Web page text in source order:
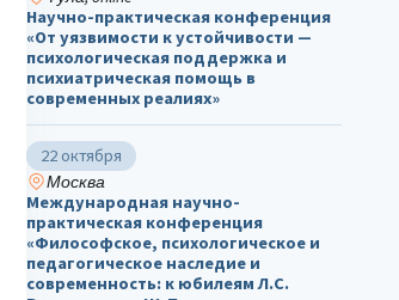
Научно-практическая конференция
«От уязвимости к устойчивости —
психологическая поддержка и
психиатрическая помощь в
современных реалиях»
22 октября
Москва
Международная научно-
практическая конференция
«Философское, психологическое и
педагогическое наследие и
современность: к юбилеям Л.С.